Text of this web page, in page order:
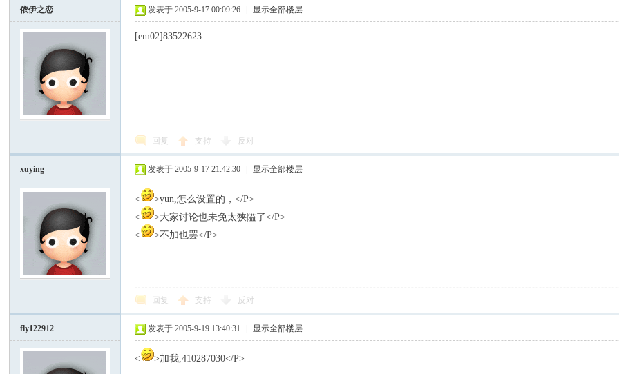
依伊之恋 发表于 2005-9-17 00:09:26 显示全部楼层
[em02]83522623
回复 支持 反对
xuying 发表于 2005-9-17 21:42:30 显示全部楼层
<
>yun,怎么设置的，</P>
<
>大家讨论也未免太狭隘了</P>
<
>不加也罢</P>
回复 支持 反对
fly122912 发表于 2005-9-19 13:40:31 显示全部楼层
< >加我,410287030</P>